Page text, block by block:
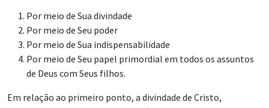
Por meio de Sua divindade
Por meio de Seu poder
Por meio de Sua indispensabilidade
Por meio de Seu papel primordial em todos os assuntos
de Deus com Seus filhos.
Em relação ao primeiro ponto, a divindade de Cristo,